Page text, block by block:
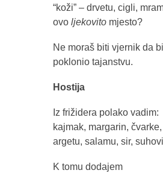
“koži” – drvetu, cigli,
ovo ljekovitomjesto?
Ne moraš biti vjernik da
poklonio tajanstvu.
Hostija
Iz frižidera polako vadim:
kajmak, margarin, čvarke,
argetu, salamu, sir,
K tomu dodajem